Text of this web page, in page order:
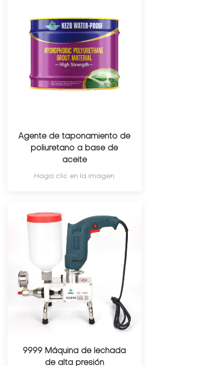
Agente de taponamiento de
poliuretano a base de
aceite
Haga clic en la imagen
9999 Máquina de lechada
de alta presión